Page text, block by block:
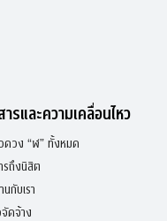
ารและความเคลื่อนไหว
ดวง “ฬ” ทั้งหมด
รถึงนิสิต
กับเรา
ดจ้าง